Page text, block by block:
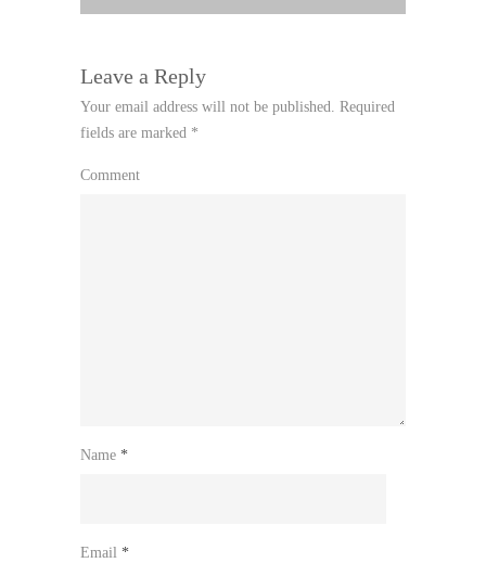
navigation
Leave a Reply
Your email address will not be published. Required
fields are marked *
Comment
Name *
Email *